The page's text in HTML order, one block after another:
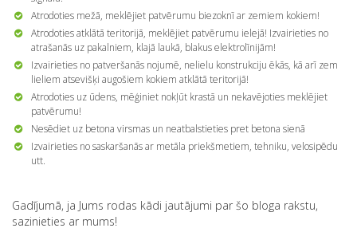
Atrodoties mežā, meklējiet patvērumu biezoknī ar zemiem kokiem!
Atrodoties atklātā teritorijā, meklējiet patvērumu ielejā! Izvairieties no
atrašanās uz pakalniem, klajā laukā, blakus elektrolīnijām!
Izvairieties no patveršanās nojumē, nelielu konstrukciju ēkās, kā arī zem
lieliem atsevišķi augošiem kokiem atklātā teritorijā!
Atrodoties uz ūdens, mēģiniet nokļūt krastā un nekavējoties meklējiet
patvērumu!
Nesēdiet uz betona virsmas un neatbalstieties pret betona sienā
Izvairieties no saskaršanās ar metāla priekšmetiem, tehniku, velosipēdu
utt.
Gadījumā, ja Jums rodas kādi jautājumi par šo bloga rakstu,
sazinieties ar mums!